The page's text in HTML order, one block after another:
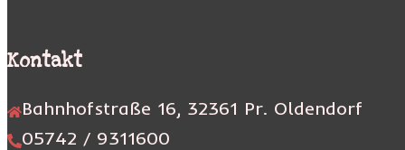
Kontakt
Bahnhofstraße 16, 32361 Pr. Oldendorf
05742 / 9311600